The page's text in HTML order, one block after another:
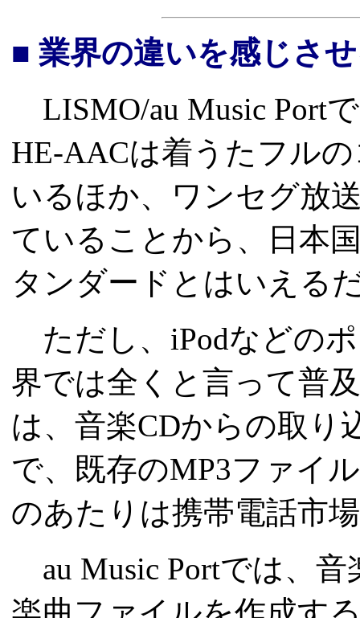
■ 業界の違いを感じさ
LISMO/au Music Port
HE-AACは着うたフル
いるほか、ワンセグ放
ていることから、日本
タンダードとはいえる
ただし、iPodなどの
界では全くと言って普
は、音楽CDからの取り
で、既存のMP3ファイ
のあたりは携帯電話市
au Music Portでは、